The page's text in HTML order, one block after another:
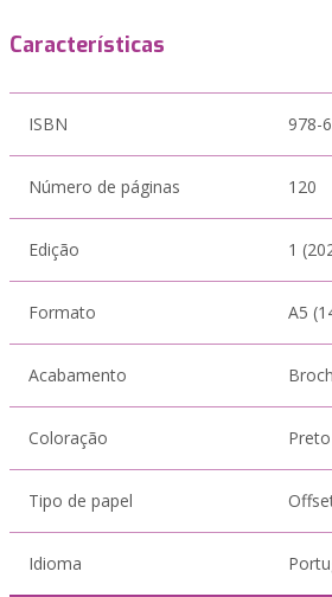
Características
ISBN 978-
Número de páginas 120
Edição 1
Formato A5
Acabamento
Coloração
Tipo de papel
Idioma